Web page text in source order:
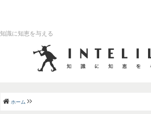
知識に知恵を与える
ホーム